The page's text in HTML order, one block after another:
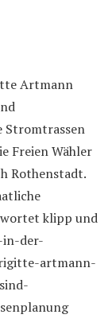
Artmann
Stromtrassen
Freien Wähler
Rothenstadt.
klipp und
in-der-
artmann-